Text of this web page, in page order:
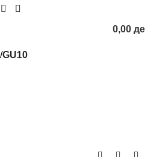
0,00
GU10